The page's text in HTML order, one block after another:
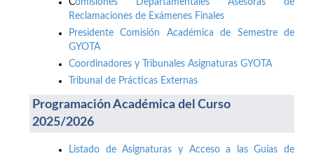
Reclamaciones de Exámenes Finales
Presidente Comisión Académica de Semestre de
GYOTA
Coordinadores y Tribunales Asignaturas GYOTA
Tribunal de Prácticas Externas
Programación Académica del Curso
2025/2026
Listado de Asignaturas y Acceso a las Guías de